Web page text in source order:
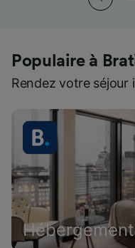
Populaire à
Rendez votre séjour